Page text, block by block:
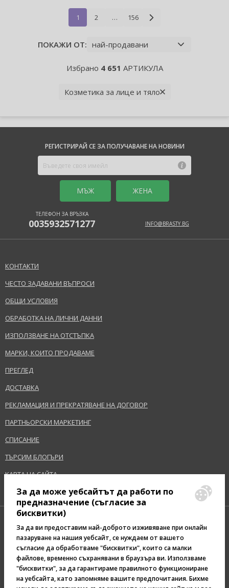
1 2 … 156
ПОКАЖИ ОТ:
Избрано 4 651 АРТИКУЛА
Козметика за лице и тяло
РЕГИСТРИРАЙ СЕ ЗА ПОЛУЧАВАНЕ НА НОВИНИ
MЪЖ ЖЕНА
ТЕЛЕФОН ЗА ВРЪЗКА
0035932571277 INFO@BRASTY.BG
КОНТАКТИ
ЧЕСТО ЗАДАВАНИ ВЪПРОСИ
ОБЩИ УСЛОВИЯ
ОБРАБОТКА НА ЛИЧНИ ДАННИ
ИЗПОЛЗВАНЕ НА ОТСТЪПКА
МАРКИ, КОИТО ПРОДАВАМЕ
ПРЕГЛЕД
ДОСТАВКА
РЕКЛАМАЦИЯ И ПРЕКРАТЯВАНЕ НА ДОГОВОР
ПАРТНЬОРСКИ МАРКЕТИНГ
СПИСАНИЕ
ТЪРСИМ БЛОГЪРИ
КАРТА НА САЙТА
Pazaruvaj - Надежден
помощник за покупки
За да може уебсайтът да работи по
предназначение (съгласие за
бисквитки)
За да ви предоставим най-доброто изживяване при онлайн
пазаруване на нашия уебсайт, се нуждаем от вашето
съгласие да обработваме "бисквитки", които са малки
файлове, временно съхранявани в браузъра ви. Използваме
"бисквитки", за да гарантираме правилното функциониране
на уебсайта, като запомняме вашите предпочитания. Бихме